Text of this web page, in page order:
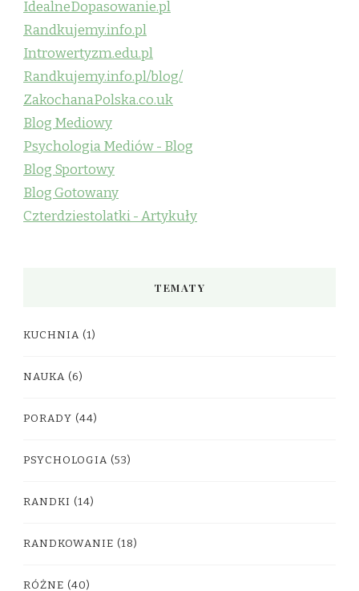
IdealneDopasowanie.pl
Randkujemy.info.pl
Introwertyzm.edu.pl
Randkujemy.info.pl/blog/
ZakochanaPolska.co.uk
Blog Mediowy
Psychologia Mediów - Blog
Blog Sportowy
Blog Gotowany
Czterdziestolatki - Artykuły
TEMATY
KUCHNIA (1)
NAUKA (6)
PORADY (44)
PSYCHOLOGIA (53)
RANDKI (14)
RANDKOWANIE (18)
RÓŻNE (40)